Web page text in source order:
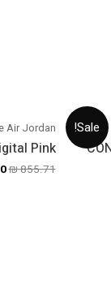
Sale!
Air Jordan
Pink
₪855.71